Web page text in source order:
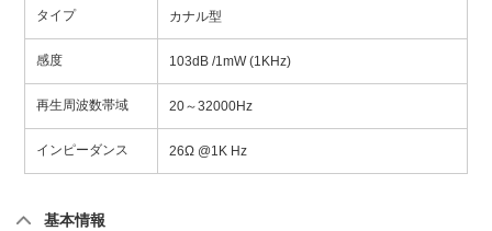
タイプ カナル型
感度 103dB /1mW (1KHz)
再生周波数帯域 20～32000Hz
インピーダンス 26Ω @1K Hz
基本情報